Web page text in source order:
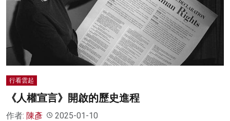
影片
灼見活動
行看雲起
《人權宣言》開啟的歷史進程
作者: 陳彥 2025-01-10